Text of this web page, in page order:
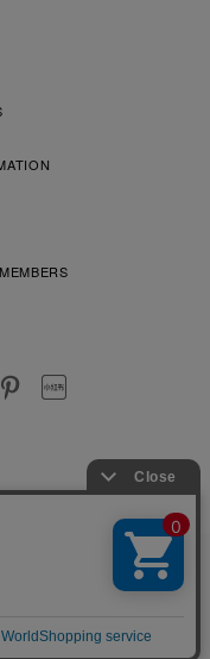
、cookie(クッキー)を
プライバシーポリシーを